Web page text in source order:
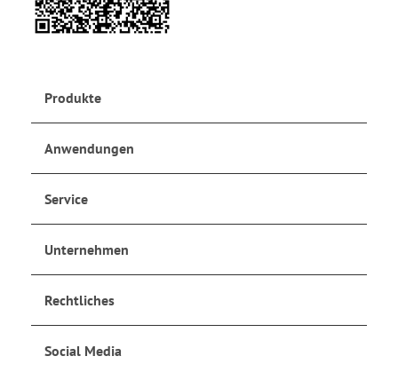
Produkte
Anwendungen
Service
Unternehmen
Rechtliches
Social Media